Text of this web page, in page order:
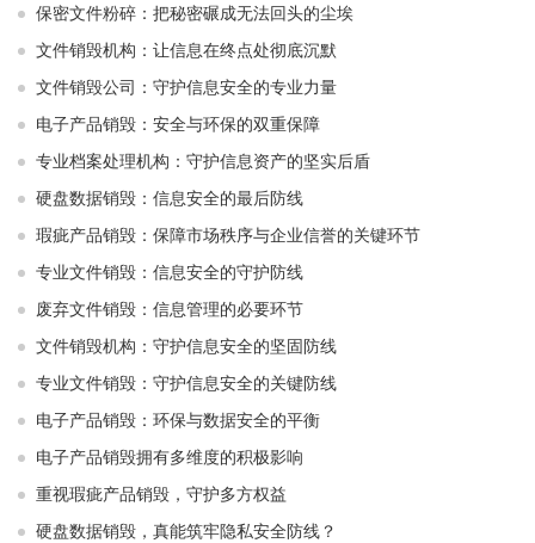
保密文件粉碎：把秘密碾成无法回头的尘埃
文件销毁机构：让信息在终点处彻底沉默
文件销毁公司：守护信息安全的专业力量
电子产品销毁：安全与环保的双重保障
专业档案处理机构：守护信息资产的坚实后盾
硬盘数据销毁：信息安全的最后防线
瑕疵产品销毁：保障市场秩序与企业信誉的关键环节
专业文件销毁：信息安全的守护防线
废弃文件销毁：信息管理的必要环节
文件销毁机构：守护信息安全的坚固防线
专业文件销毁：守护信息安全的关键防线
电子产品销毁：环保与数据安全的平衡
电子产品销毁拥有多维度的积极影响
重视瑕疵产品销毁，守护多方权益
硬盘数据销毁，真能筑牢隐私安全防线？